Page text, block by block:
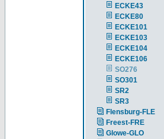
ECKE43
ECKE80
ECKE101
ECKE103
ECKE104
ECKE106
SO276
SO301
SR2
SR3
Flensburg-FLE
Freest-FRE
Glowe-GLO